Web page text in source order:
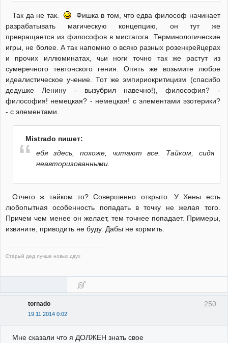
Так да не так.
Фишка в том, что едва философ начинает
разрабатывать магическую концепцию, он тут же
превращается из философов в мистагога. Терминологические
игры, не более. А так напомню о всяко разных розенкрейцерах
и прочих иллюминатах, чьи ноги точно так же растут из
сумеречного тевтонского гения. Опять же возьмите любое
идеалистическое учение. Тот же эмпириокритицизм (спасибо
дедушке Ленину - вызубрил навечно!), философия? -
философия! немецкая? - немецкая! с элементами эзотерики?
- с элементами.
Mistrado пишет:
ебя здесь, похоже, читают все. Тайком, сидя
неавторизованными.
Отчего ж тайком то? Совершенно открыто. У Хены есть
любопытная особенность попадать в точку не желая того.
Причем чем менее он желает, тем точнее попадает. Примеры,
извините, приводить не буду. Дабы не кормить.
Старый дед лучше новых двух
250
tornado
19.11.2014 0:02
Мне сказали что я ДОЛЖЕН знать свое